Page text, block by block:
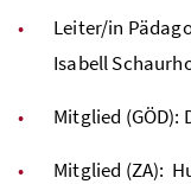
Leiter/in
Isabell
Mitglied (GÖD):
Mitglied (ZA):